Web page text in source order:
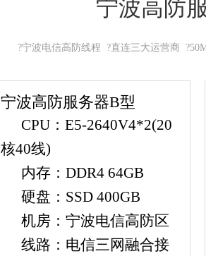
宁波高防
?宁波电信高防线程 ?直连三大运营商
宁波高防服务器B型
CPU：E5-2640V4*2(20
核40线)
内存：DDR4 64GB
硬盘：SSD 400GB
机房：宁波电信高防区
线路：电信三网融合接